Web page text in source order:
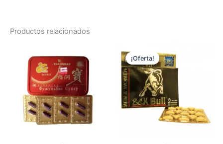
Productos relacionados
¡Oferta!
¡Oferta!